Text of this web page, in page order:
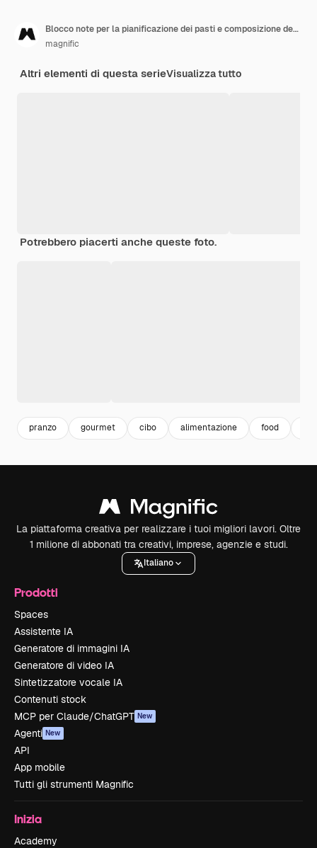
Blocco note per la pianificazione dei pasti e composizione degli alimenti
magnific
Altri elementi di questa serieVisualizza tutto
Potrebbero piacerti anche queste foto.
pranzo gourmet cibo alimentazione food
La piattaforma creativa per realizzare i tuoi migliori lavori. Oltre
1 milione di abbonati tra creativi, imprese, agenzie e studi.
Italiano
Prodotti
Spaces
Assistente IA
Generatore di immagini IA
Generatore di video IA
Sintetizzatore vocale IA
Contenuti stock
MCP per Claude/ChatGPT New
Agenti New
API
App mobile
Tutti gli strumenti Magnific
Inizia
Academy